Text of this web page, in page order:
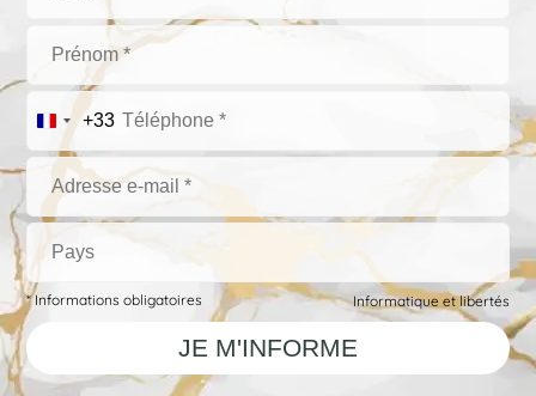
+33
* Informations obligatoires Informatique et libertés